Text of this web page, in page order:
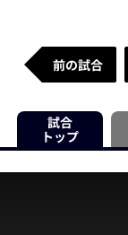
前の試合
試合
トップ